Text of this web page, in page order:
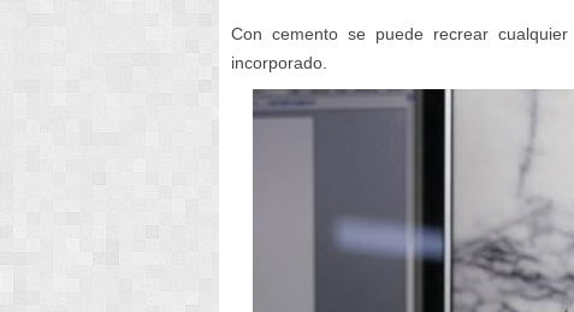
Con cemento se puede recrear
incorporado.